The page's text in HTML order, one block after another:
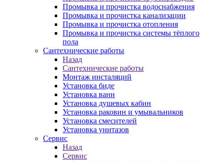
Промывка и прочистка водоснабжения
Промывка и прочистка канализации
Промывка и прочистка отопления
Промывка и прочистка системы тёплого
пола
Сантехнические работы
Назад
Сантехнические работы
Монтаж инсталяций
Установка биде
Установка ванн
Установка душевых кабин
Установка раковин и умывальников
Установка смесителей
Установка унитазов
Сервис
Назад
Сервис